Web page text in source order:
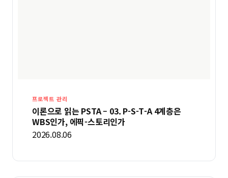
프로젝트 관리
이론으로 읽는 PSTA – 03. P-S-T-A 4계층은
WBS인가, 에픽-스토리인가
2026.08.06